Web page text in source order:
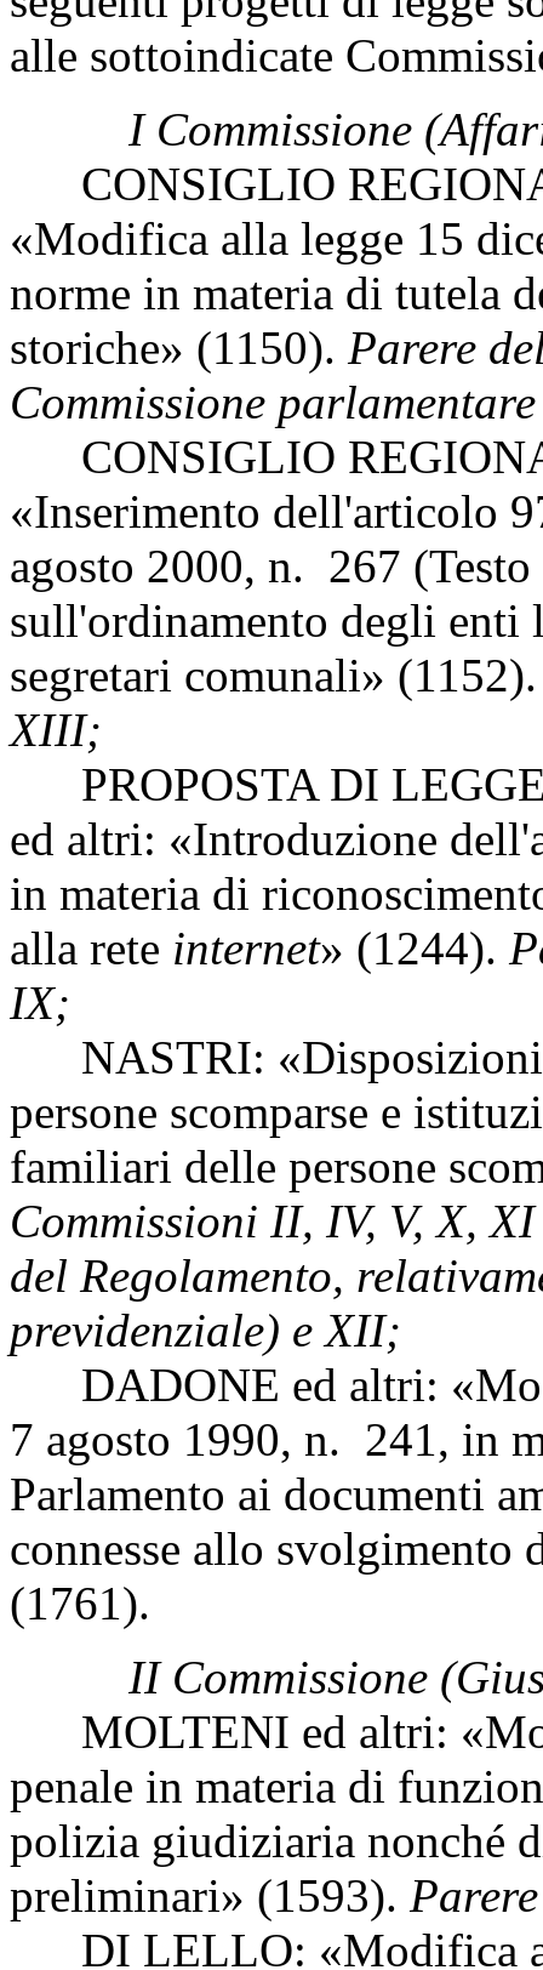
alle sottoindicate
I Commissione
CONSIGLIO
«Modifica alla legge 15
norme in materia di tutela
storiche» (1150). Parere
Commissione
CONSIGLIO
«Inserimento dell'articolo
agosto 2000, n. 267
sull'ordinamento degli
segretari comunali»
XIII;
PROPOSTA DI
ed altri: «Introduzione
in materia di
alla rete internet» (1244).
IX;
NASTRI: «Disposizioni
persone scomparse e
familiari delle persone
Commissioni II, IV, V, X,
del Regolamento,
previdenziale) e XII;
DADONE ed altri:
7 agosto 1990, n. 241, in
Parlamento ai documenti
connesse allo svolgimento
(1761).
II Commissione
MOLTENI ed altri:
penale in materia di
polizia giudiziaria nonché
preliminari» (1593).
DI LELLO: «Modifica